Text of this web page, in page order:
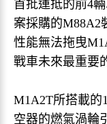
首批運抵的前4
案採購的M88A2
性能無法拖曳
戰車未來最重要
M1A2T所搭載的
空器的燃氣渦輪